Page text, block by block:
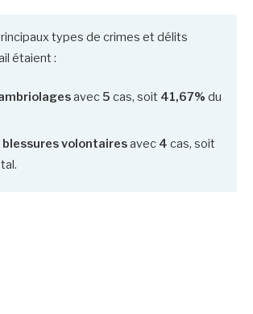
types de crimes et délits
étaient :
avec5 cas, soit 41,67% du
blessures volontairesavec 4 cas, soit